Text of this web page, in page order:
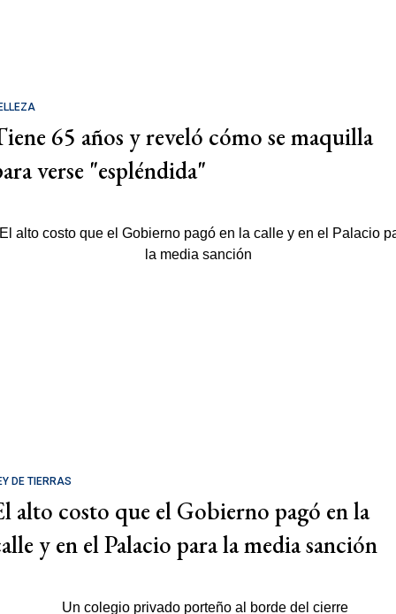
65 años y reveló cómo se maquilla
verse "espléndida"
DE TIERRAS
alto costo que el Gobierno pagó en la
y en el Palacio para la media sanción